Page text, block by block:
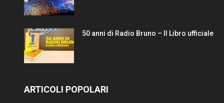
50 anni di Radio Bruno – Il Libro ufficiale
ARTICOLI POPOLARI